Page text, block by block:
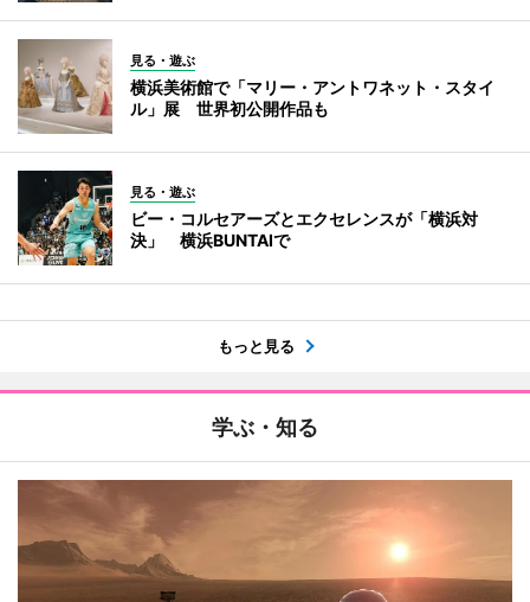
見る・遊ぶ
横浜美術館で「マリー・アントワネット・スタイ
ル」展 世界初公開作品も
見る・遊ぶ
ビー・コルセアーズとエクセレンスが「横浜対
決」 横浜BUNTAIで
もっと見る
学ぶ・知る